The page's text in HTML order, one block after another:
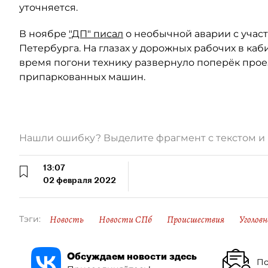
уточняется.
В ноябре "ДП" писал о необычной аварии с
Петербурга. На глазах у дорожных рабочих в
время погони технику развернуло поперёк
припаркованных машин.
Нашли ошибку? Выделите фрагмент с текстом
13:07
02 февраля 2022
Тэги: Новость Новости СПб Происшествия
Обсуждаем новости здесь